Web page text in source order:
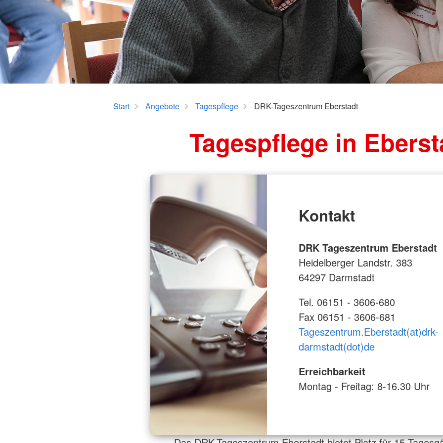
Hausnotruf
Gesundheit & Prävention
DRK-Tageszentrum Eberstadt
FD Betreuung
PSNV-1
Sprechfunk
Sanitätsdienst Fortbildung
Technik & Logistik Fortbildung
Start Angebote Tagespflege DRK-Tageszentrum Eberstadt
Tagespflege in
Kontakt
DRK Tageszentrum Eberstadt
Heidelberger Landstr. 383
64297 Darmstadt
Tel. 06151 - 3606-680
Fax 06151 - 3606-681
Tageszentrum.Eberstadt(at)drk-
darmstadt(dot)de
Erreichbarkeit
Montag - Freitag: 8-16.30 Uhr